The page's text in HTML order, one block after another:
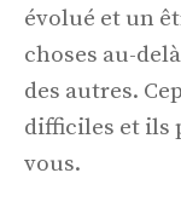
évolué et un
choses au-
des autres.
difficiles et ils
vous.